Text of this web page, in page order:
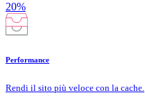
20%
Performance
Rendi il sito più veloce con la cache.